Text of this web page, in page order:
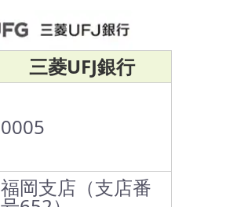
三菱UFJ銀行
0005
福岡支店（支店番